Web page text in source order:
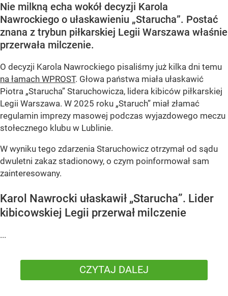
Nie milkną echa wokół decyzji Karola
Nawrockiego o ułaskawieniu „Starucha”. Postać
znana z trybun piłkarskiej Legii Warszawa właśnie
przerwała milczenie.
O decyzji Karola Nawrockiego pisaliśmy już kilka dni temu
na łamach WPROST. Głowa państwa miała ułaskawić
Piotra „Starucha” Staruchowicza, lidera kibiców piłkarskiej
Legii Warszawa. W 2025 roku „Staruch” miał złamać
regulamin imprezy masowej podczas wyjazdowego meczu
stołecznego klubu w Lublinie.
W wyniku tego zdarzenia Staruchowicz otrzymał od sądu
dwuletni zakaz stadionowy, o czym poinformował sam
zainteresowany.
Karol Nawrocki ułaskawił „Starucha”. Lider
kibicowskiej Legii przerwał milczenie
...
CZYTAJ DALEJ